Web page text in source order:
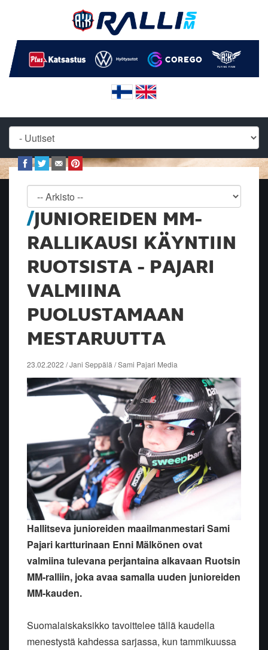
JUNIOREIDEN MM-
RALLIKAUSI KÄYNTIIN
RUOTSISTA - PAJARI
VALMIINA
PUOLUSTAMAAN
MESTARUUTTA
23.02.2022 / Jani Seppälä / Sami Pajari Media
Hallitseva junioreiden maailmanmestari Sami
Pajari kartturinaan Enni Mälkönen ovat
valmiina tulevana perjantaina alkavaan Ruotsin
MM-ralliin, joka avaa samalla uuden junioreiden
MM-kauden.
Suomalaiskaksikko tavoittelee tällä kaudella
menestystä kahdessa sarjassa, kun tammikuussa